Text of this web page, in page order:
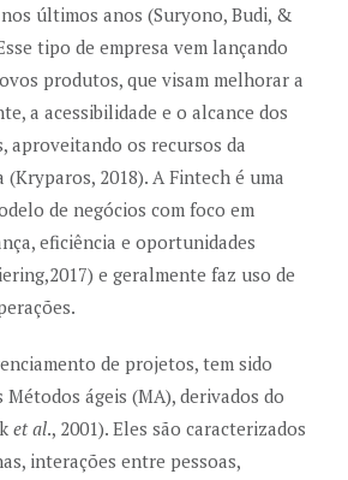
últimos anos (Suryono, Budi, &
tipo de empresa vem lançando
produtos, que visam melhorar a
a acessibilidade e o alcance dos
aproveitando os recursos da
2018). A Fintech é uma
de negócios com foco em
eficiência e oportunidades
e geralmente faz uso de
de projetos, tem sido
ágeis (MA), derivados do
et al., 2001). Eles são caracterizados
interações entre pessoas,